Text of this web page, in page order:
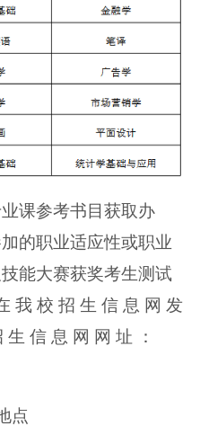
课参考书目获取办
的职业适应性或职业
能大赛获奖考生测试
我 校 招 生 信 息 网 发
信 息 网 网 址 ：
点